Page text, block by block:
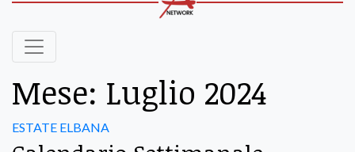
Mese: Luglio 2024
ESTATE ELBANA